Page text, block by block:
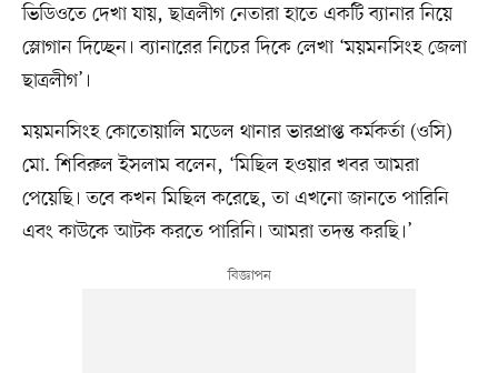
ভিডিওতে দেখা যায়, ছাত্রলীগ নেতারা হাতে একটি ব্যানার নিয়ে
স্লোগান দিচ্ছেন। ব্যানারের নিচের দিকে লেখা ‘ময়মনসিংহ জেলা
ছাত্রলীগ’।
ময়মনসিংহ কোতোয়ালি মডেল থানার ভারপ্রাপ্ত কর্মকর্তা (ওসি)
মো. শিবিরুল ইসলাম বলেন, ‘মিছিল হওয়ার খবর আমরা
পেয়েছি। তবে কখন মিছিল করেছে, তা এখনো জানতে পারিনি
এবং কাউকে আটক করতে পারিনি। আমরা তদন্ত করছি।’